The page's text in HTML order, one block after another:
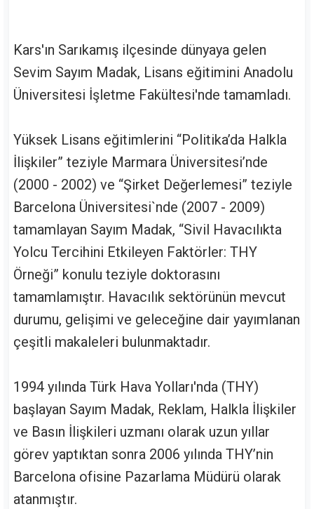
Kars'ın Sarıkamış ilçesinde dünyaya gelen
Sevim Sayım Madak, Lisans eğitimini Anadolu
Üniversitesi İşletme Fakültesi'nde tamamladı.
Yüksek Lisans eğitimlerini “Politika’da Halkla
İlişkiler” teziyle Marmara Üniversitesi’nde
(2000 - 2002) ve “Şirket Değerlemesi” teziyle
Barcelona Üniversitesi`nde (2007 - 2009)
tamamlayan Sayım Madak, “Sivil Havacılıkta
Yolcu Tercihini Etkileyen Faktörler: THY
Örneği” konulu teziyle doktorasını
tamamlamıştır. Havacılık sektörünün mevcut
durumu, gelişimi ve geleceğine dair yayımlanan
çeşitli makaleleri bulunmaktadır.
1994 yılında Türk Hava Yolları'nda (THY)
başlayan Sayım Madak, Reklam, Halkla İlişkiler
ve Basın İlişkileri uzmanı olarak uzun yıllar
görev yaptıktan sonra 2006 yılında THY’nin
Barcelona ofisine Pazarlama Müdürü olarak
atanmıştır.